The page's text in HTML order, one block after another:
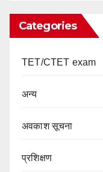
Categories
TET/CTET exam
अन्य
अवकाश सूचना
प्रशिक्षण